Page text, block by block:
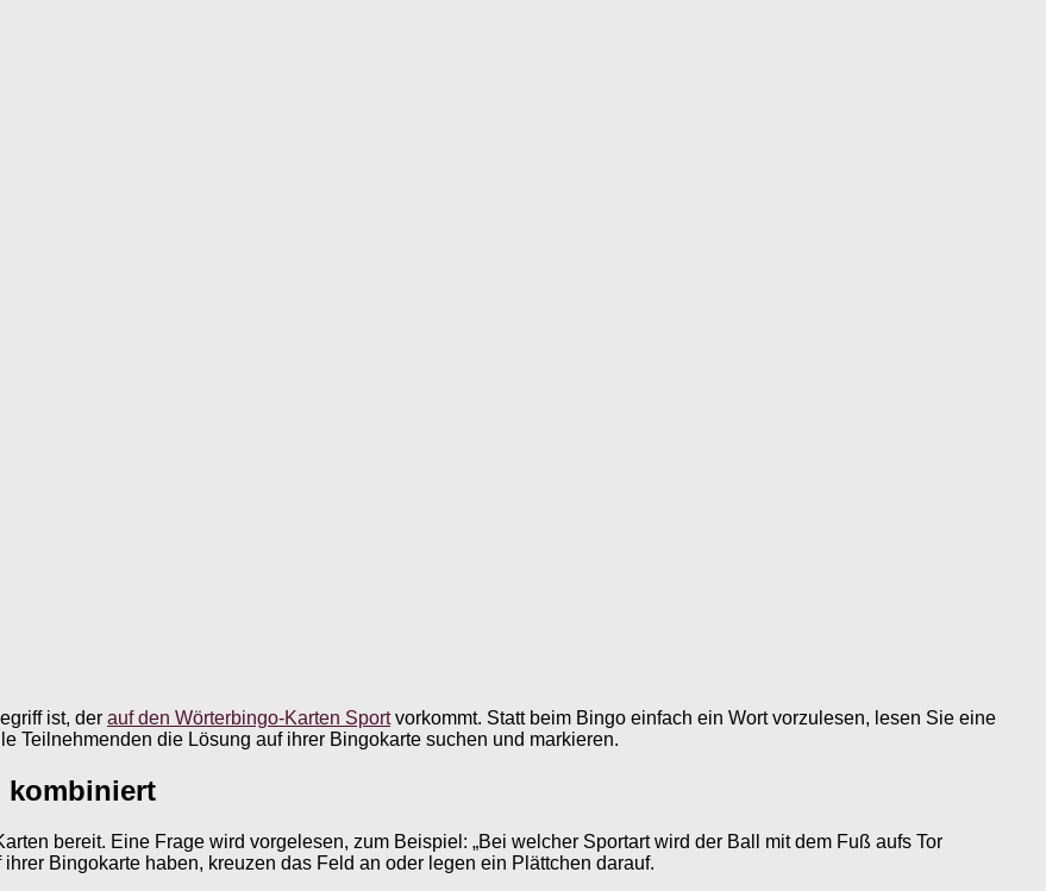
ist, der auf den Wörterbingo-Karten Sportvorkommt. Statt beim Bingo einfach ein Wort vorzulesen, lesen Sie eine
Teilnehmenden die Lösung auf ihrer Bingokarte suchen und markieren.
kombiniert
bereit. Eine Frage wird vorgelesen, zum Beispiel: „Bei welcher Sportart wird der Ball mit dem Fuß aufs Tor
Bingokarte haben, kreuzen das Feld an oder legen ein Plättchen darauf.